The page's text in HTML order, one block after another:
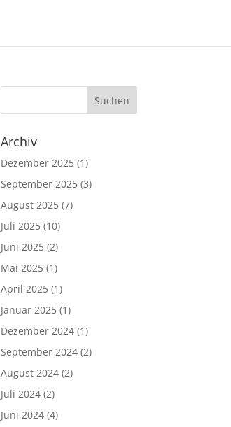
Archiv
Dezember 2025 (1)
September 2025 (3)
August 2025 (7)
Juli 2025 (10)
Juni 2025 (2)
Mai 2025 (1)
April 2025 (1)
Januar 2025 (1)
Dezember 2024 (1)
September 2024 (2)
August 2024 (2)
Juli 2024 (2)
Juni 2024 (4)